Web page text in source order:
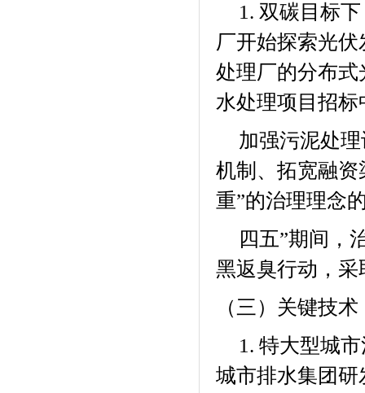
1. 双碳目标
厂开始探索光
处理厂的分布
水处理项目招
加强污泥处
机制、拓宽融资
重”的治理理念
四五”期间，
黑返臭行动，
（三）关键技术
1. 特大型城
城市排水集团研